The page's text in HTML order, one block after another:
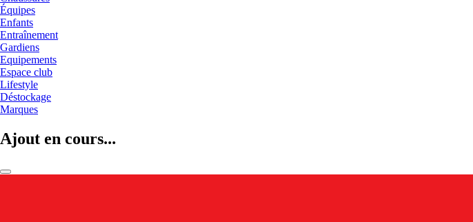
Équipes
Enfants
Entraînement
Gardiens
Equipements
Espace club
Lifestyle
Déstockage
Marques
Ajout en cours...